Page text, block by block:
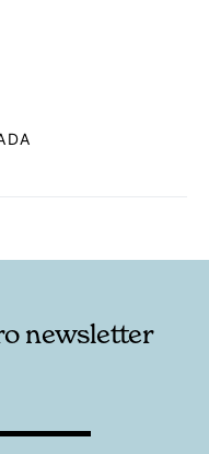
newsletter